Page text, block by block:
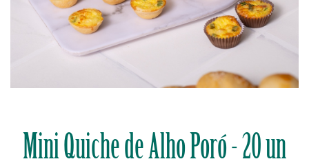
Mini Quiche de Alho Poró - 20 un